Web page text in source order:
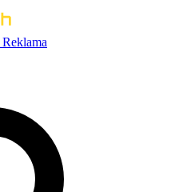
Reklama